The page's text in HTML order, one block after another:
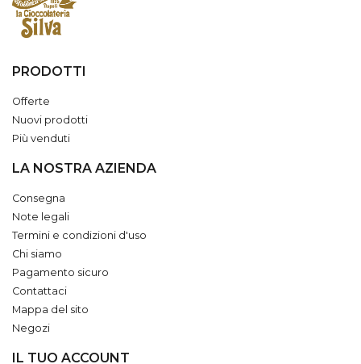
PRODOTTI
Offerte
Nuovi prodotti
Più venduti
LA NOSTRA AZIENDA
Consegna
Note legali
Termini e condizioni d'uso
Chi siamo
Pagamento sicuro
Contattaci
Mappa del sito
Negozi
IL TUO ACCOUNT